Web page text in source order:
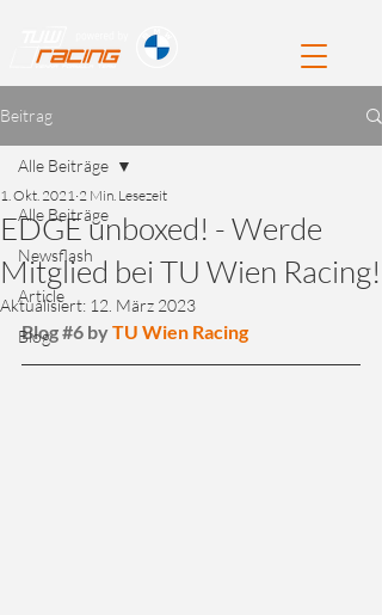
Beitrag
Alle Beiträge
Newsflash
Article
Blog
Alle Beiträge
EDGE unboxed! - Werde
Mitglied bei TU Wien Racing!
1. Okt. 2021 2 Min. Lesezeit
Aktualisiert: 12. März 2023
Blog #6 by TU Wien Racing